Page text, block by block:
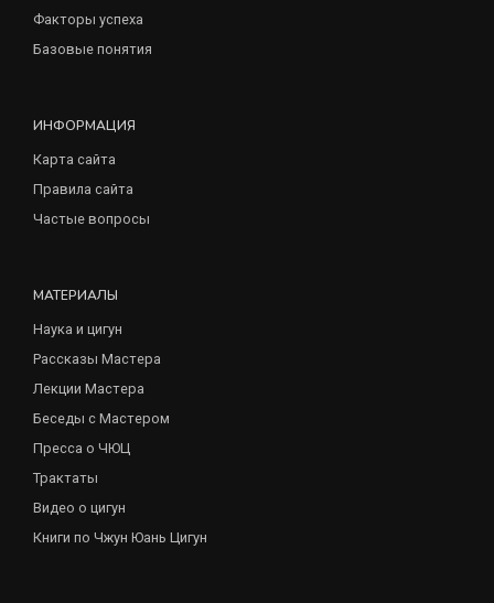
Факторы успеха
Базовые понятия
ИНФОРМАЦИЯ
Карта сайта
Правила сайта
Частые вопросы
МАТЕРИАЛЫ
Наука и цигун
Рассказы Мастера
Лекции Мастера
Беседы с Мастером
Пресса о ЧЮЦ
Трактаты
Видео о цигун
Книги по Чжун Юань Цигун